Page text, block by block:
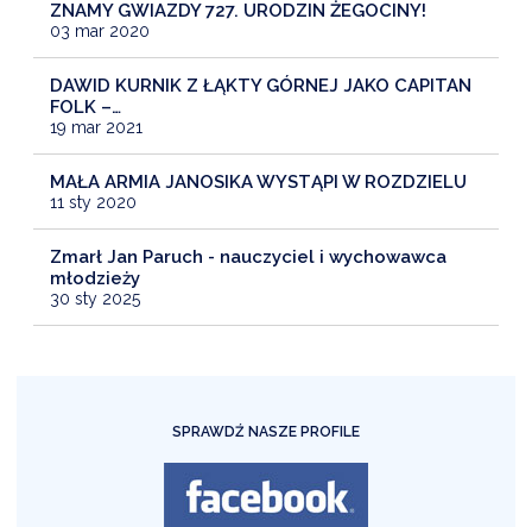
ZNAMY GWIAZDY 727. URODZIN ŻEGOCINY!
03 mar 2020
DAWID KURNIK Z ŁĄKTY GÓRNEJ JAKO CAPITAN
FOLK –…
19 mar 2021
MAŁA ARMIA JANOSIKA WYSTĄPI W ROZDZIELU
11 sty 2020
Zmarł Jan Paruch - nauczyciel i wychowawca
młodzieży
30 sty 2025
SPRAWDŹ NASZE PROFILE